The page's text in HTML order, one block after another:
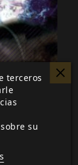
terceros
su